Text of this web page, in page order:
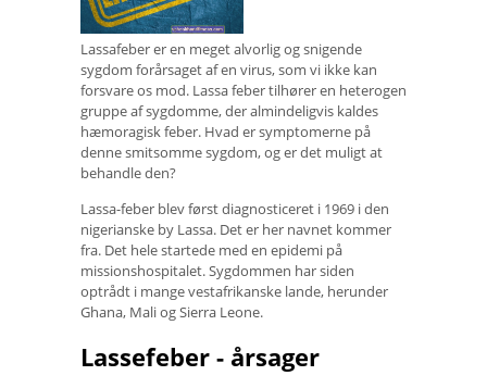
Lassafeber er en meget alvorlig og snigende
sygdom forårsaget af en virus, som vi ikke kan
forsvare os mod. Lassa feber tilhører en heterogen
gruppe af sygdomme, der almindeligvis kaldes
hæmoragisk feber. Hvad er symptomerne på
denne smitsomme sygdom, og er det muligt at
behandle den?
Lassa-feber blev først diagnosticeret i 1969 i den
nigerianske by Lassa. Det er her navnet kommer
fra. Det hele startede med en epidemi på
missionshospitalet. Sygdommen har siden
optrådt i mange vestafrikanske lande, herunder
Ghana, Mali og Sierra Leone.
Lassefeber - årsager